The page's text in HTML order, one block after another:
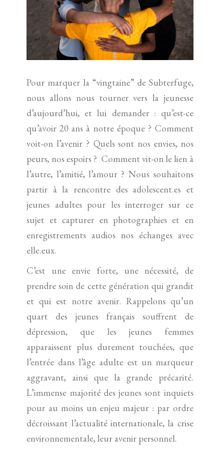
Pour marquer la “vingtaine” de Subterfuge,
nous allons nous tourner vers la jeunesse
d’aujourd’hui, et lui demander : qu’est-ce
qu’avoir 20 ans à notre époque ? Comment
voit-on l’avenir ? Quels sont nos envies, nos
peurs, nos espoirs ? Comment vit-on le lien à
l’autre, l’amitié, l’amour ? Nous souhaitons
partir à la rencontre des adolescent.es et
jeunes adultes pour les interroger sur ce
sujet et capturer en photographies et en
enregistrements audios nos échanges avec
elle.eux.
C’est une envie forte, une nécessité, de
prendre soin de cette génération qui grandit
et qui est notre avenir. Rappelons qu’un
quart des jeunes français souffrent de
dépression, que les jeunes femmes
apparaissent plus durement touchées, que
l’entrée dans l’âge adulte est un marqueur
aggravant, ainsi que la grande précarité.
L’immense majorité des jeunes sont inquiets
pour au moins un enjeu majeur : par ordre
décroissant l’actualité internationale, la crise
environnementale, leur avenir personnel.